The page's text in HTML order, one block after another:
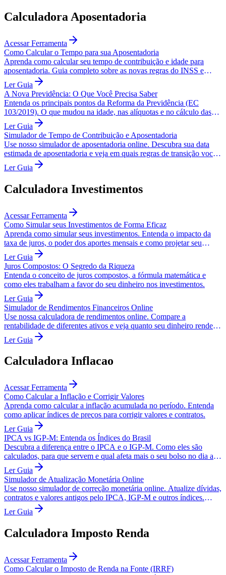
Calculadora Aposentadoria
Acessar Ferramenta
Como Calcular o Tempo para sua Aposentadoria
Aprenda como calcular seu tempo de contribuição e idade para
aposentadoria. Guia completo sobre as novas regras do INSS e
fatores de cálculo.
Ler Guia
A Nova Previdência: O Que Você Precisa Saber
Entenda os principais pontos da Reforma da Previdência (EC
103/2019). O que mudou na idade, nas alíquotas e no cálculo das
aposentadorias.
Ler Guia
Simulador de Tempo de Contribuição e Aposentadoria
Use nosso simulador de aposentadoria online. Descubra sua data
estimada de aposentadoria e veja em quais regras de transição você
se encaixa. Grátis e seguro.
Ler Guia
Calculadora Investimentos
Acessar Ferramenta
Como Simular seus Investimentos de Forma Eficaz
Aprenda como simular seus investimentos. Entenda o impacto da
taxa de juros, o poder dos aportes mensais e como projetar seu
patrimônio.
Ler Guia
Juros Compostos: O Segredo da Riqueza
Entenda o conceito de juros compostos, a fórmula matemática e
como eles trabalham a favor do seu dinheiro nos investimentos.
Ler Guia
Simulador de Rendimentos Financeiros Online
Use nossa calculadora de rendimentos online. Compare a
rentabilidade de diferentes ativos e veja quanto seu dinheiro rende
por mês. Grátis e rápido.
Ler Guia
Calculadora Inflacao
Acessar Ferramenta
Como Calcular a Inflação e Corrigir Valores
Aprenda como calcular a inflação acumulada no período. Entenda
como aplicar índices de preços para corrigir valores e contratos.
Ler Guia
IPCA vs IGP-M: Entenda os Índices do Brasil
Descubra a diferença entre o IPCA e o IGP-M. Como eles são
calculados, para que servem e qual afeta mais o seu bolso no dia a
Ler Guia
Simulador de Atualização Monetária Online
Use nosso simulador de correção monetária online. Atualize dívidas,
contratos e valores antigos pelo IPCA, IGP-M e outros índices.
Grátis e preciso.
Ler Guia
Calculadora Imposto Renda
Acessar Ferramenta
Como Calcular o Imposto de Renda na Fonte (IRRF)